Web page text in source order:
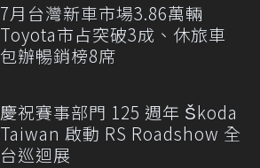
7月台灣新車市場3.86萬輛
Toyota市占突破3成、休旅車
包辦暢銷榜8席
慶祝賽事部門 125 週年 Škoda
Taiwan 啟動 RS Roadshow 全
台巡迴展